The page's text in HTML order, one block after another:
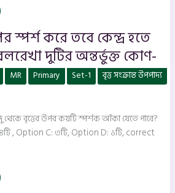
স্পর্শ করে তবে কেন্দ্র হতে
দুটির অন্তর্ভুক্ত কোণ-
MR Primary Set-1
বৃত্ত সংক্রান্ত উপপাদ্য
থেকে বৃত্তের উপর কয়টি স্পর্শক আঁকা যেতে পারে?
, Option C: ৩টি, Option D: ১টি, correct